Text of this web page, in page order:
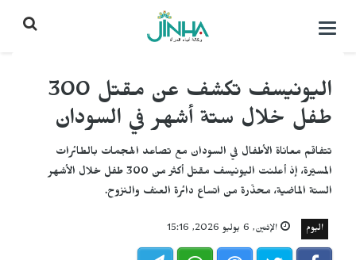
التحكم
اليونيسف تكشف عن مقتل 300
طفل خلال ستة أشهر في السودان
تتفاقم معاناة الأطفال في السودان مع تصاعد الهجمات بالطائرات
المسيّرة، إذ أعلنت اليونيسف مقتل أكثر من 300 طفل خلال الأشهر
الستة الماضية، محذّرة من اتساع دائرة العنف والنزوح.
اليوم الإثنين, 6 يوليو 2026, 15:16